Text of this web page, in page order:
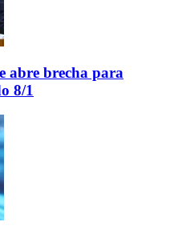
abre brecha para
8/1